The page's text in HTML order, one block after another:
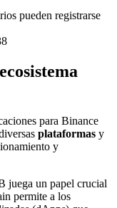
pueden registrarse
para Binance
plataformas y
y
juega un papel crucial
permite a los